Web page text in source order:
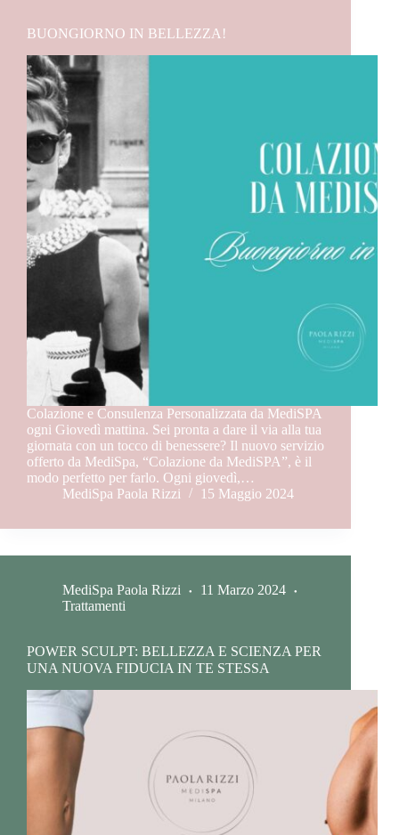
BUONGIORNO IN BELLEZZA!
Colazione e Consulenza Personalizzata da MediSPA
ogni Giovedì mattina. Sei pronta a dare il via alla tua
giornata con un tocco di benessere? Il nuovo servizio
offerto da MediSpa, “Colazione da MediSPA”, è il
modo perfetto per farlo. Ogni giovedì,…
MediSpa Paola Rizzi
15 Maggio 2024
MediSpa Paola Rizzi
11 Marzo 2024
Trattamenti
POWER SCULPT: BELLEZZA E SCIENZA PER
UNA NUOVA FIDUCIA IN TE STESSA